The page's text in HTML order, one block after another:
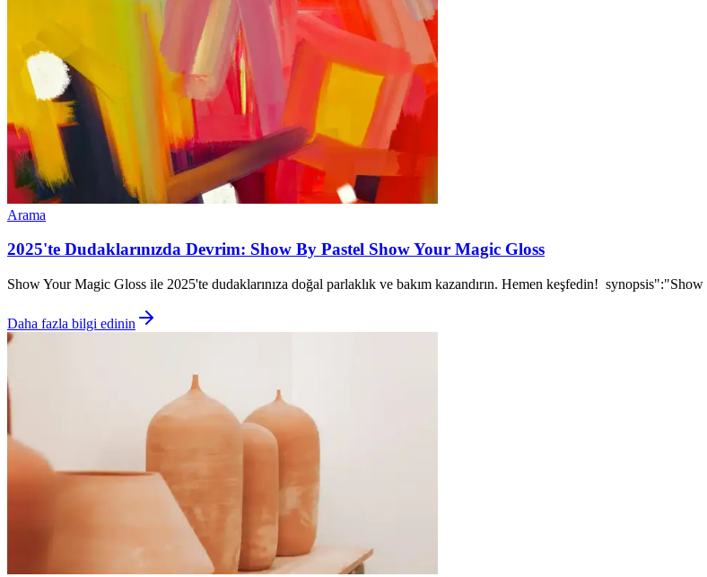
Arama
2025'te Dudaklarınızda Devrim: Show By Pastel Show Your Magic Gloss
Show Your Magic Gloss ile 2025'te dudaklarınıza doğal parlaklık ve bakım kazandırın. Hemen keşfedin!
Daha fazla bilgi edinin